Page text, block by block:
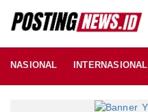
NASIONAL INTERNASIONAL